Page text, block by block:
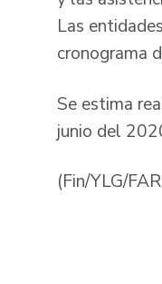
Las
cronograma
Se estima
junio del
(Fin/YLG/